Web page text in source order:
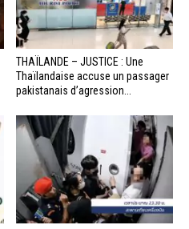
THAÏLANDE – JUSTICE : Une
Thaïlandaise accuse un passager
pakistanais d’agression...